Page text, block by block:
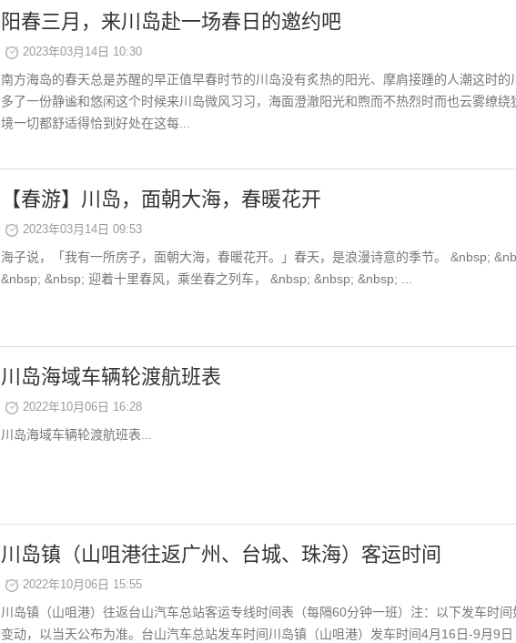
阳春三月，来川岛赴一场春日的邀约吧
2023年03月14日 10:30
南方海岛的春天总是苏醒的早正值早春时节的川岛没有炙热的阳光、摩肩接踵的人潮这时的
多了一份静谧和悠闲这个时候来川岛微风习习，海面澄澈阳光和煦而不热烈时而也云雾缭绕
境一切都舒适得恰到好处在这每...
【春游】川岛，面朝大海，春暖花开
2023年03月14日 09:53
海子说，「我有一所房子，面朝大海，春暖花开。」春天，是浪漫诗意的季节。 &nbsp;
&nbsp; &nbsp; 迎着十里春风，乘坐春之列车， &nbsp; &nbsp; &nbsp; ...
川岛海域车辆轮渡航班表
2022年10月06日 16:28
川岛海域车辆轮渡航班表...
川岛镇（山咀港往返广州、台城、珠海）客运时间
2022年10月06日 15:55
川岛镇（山咀港）往返台山汽车总站客运专线时间表（每隔60分钟一班）注：以下发车时间
变动，以当天公布为准。台山汽车总站发车时间川岛镇（山咀港）发车时间4月16日-9月9